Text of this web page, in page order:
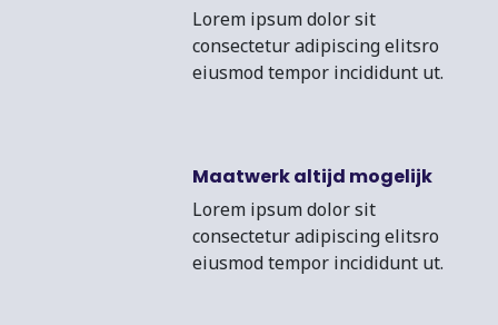
Lorem ipsum dolor sit
consectetur adipiscing elitsro
eiusmod tempor incididunt ut.
Maatwerk altijd mogelijk
Lorem ipsum dolor sit
consectetur adipiscing elitsro
eiusmod tempor incididunt ut.